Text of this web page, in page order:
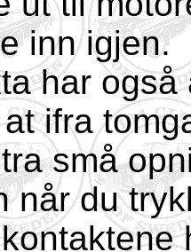
inn igjen.
har
ifra
små
når du